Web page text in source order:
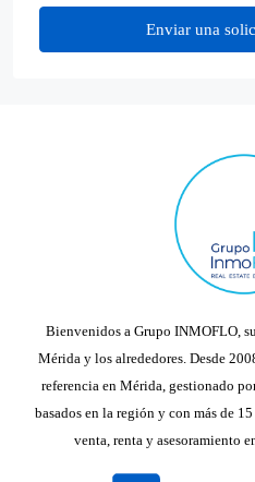
Enviar una
Bienvenidos a Grupo INMOFLO,
Mérida y los alrededores. Desde
referencia en Mérida, gestionado
basados en la región y con más de
venta, renta y asesoramiento